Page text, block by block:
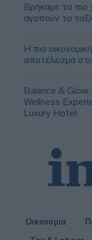
Βρήκαμε τα πιο
αγαπούν τα
Η πιο
αποτέλεσμα
Balance &
Wellness
Luxury Hotel
Οικονομία